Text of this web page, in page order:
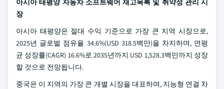
아시아 태평양 자동차 소프트웨어 재고목록 및 취약성 관리 시
장
아시아 태평양은 절대 수익 기준으로 가장 큰 지역 시장으로,
2025년 글로벌 점유율 34.6%(USD 318.5백만)을 차지하며, 연평
균 성장률(CAGR) 16.6%로 2035년까지 USD 1,528.3백만까지 성장
할 것으로 전망됩니다.
중국은 이 지역의 가장 큰 개별 시장을 대표하며, 지능형 연결 차